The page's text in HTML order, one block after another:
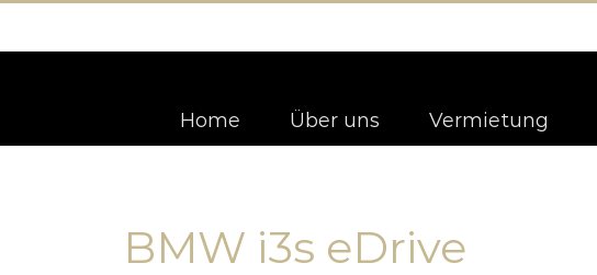
Home Über uns Vermietung
BMW i3s eDrive